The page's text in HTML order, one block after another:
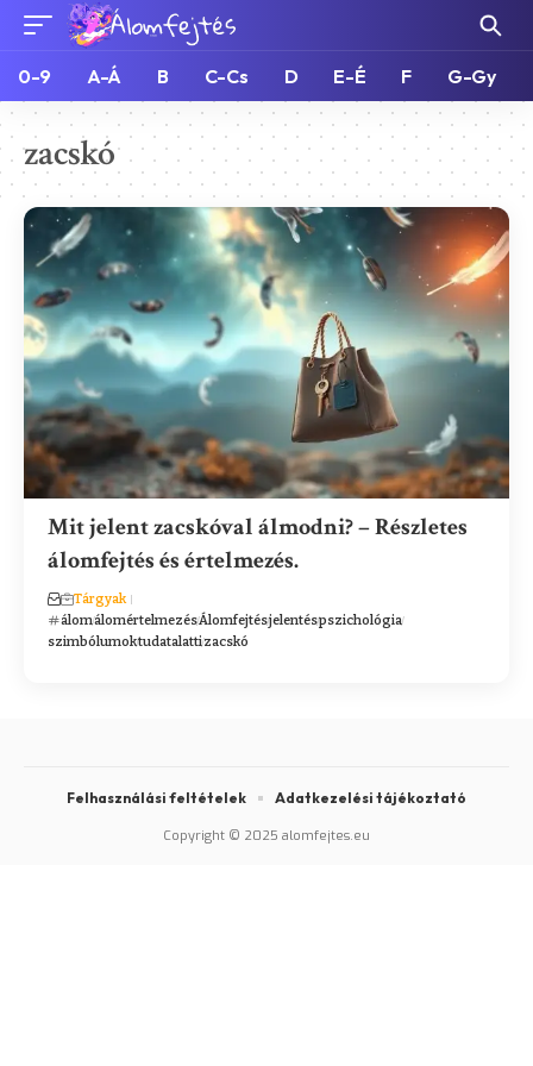
0-9 A-Á B C-Cs D E-É F G-Gy
zacskó
Mit jelent zacskóval álmodni? – Részletes
álomfejtés és értelmezés.
Tárgyak
álomálomértelmezésÁlomfejtésjelentéspszichológia
szimbólumoktudatalattizacskó
Copyright © 2025 alomfejtes.eu
Felhasználási feltételek Adatkezelési tájékoztató